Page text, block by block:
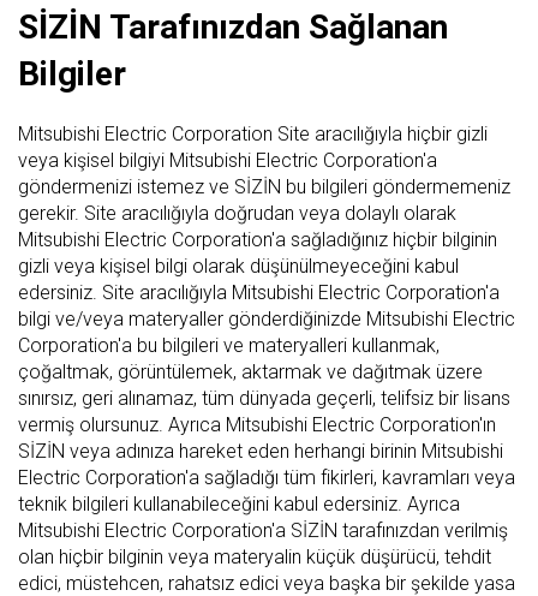
SİZİN Tarafınızdan Sağlanan
Bilgiler
Mitsubishi Electric Corporation Site aracılığıyla hiçbir gizli
veya kişisel bilgiyi Mitsubishi Electric Corporation'a
göndermenizi istemez ve SİZİN bu bilgileri göndermemeniz
gerekir. Site aracılığıyla doğrudan veya dolaylı olarak
Mitsubishi Electric Corporation'a sağladığınız hiçbir bilginin
gizli veya kişisel bilgi olarak düşünülmeyeceğini kabul
edersiniz. Site aracılığıyla Mitsubishi Electric Corporation'a
bilgi ve/veya materyaller gönderdiğinizde Mitsubishi Electric
Corporation'a bu bilgileri ve materyalleri kullanmak,
çoğaltmak, görüntülemek, aktarmak ve dağıtmak üzere
sınırsız, geri alınamaz, tüm dünyada geçerli, telifsiz bir lisans
vermiş olursunuz. Ayrıca Mitsubishi Electric Corporation'ın
SİZİN veya adınıza hareket eden herhangi birinin Mitsubishi
Electric Corporation'a sağladığı tüm fikirleri, kavramları veya
teknik bilgileri kullanabileceğini kabul edersiniz. Ayrıca
Mitsubishi Electric Corporation'a SİZİN tarafınızdan verilmiş
olan hiçbir bilginin veya materyalin küçük düşürücü, tehdit
edici, müstehcen, rahatsız edici veya başka bir şekilde yasa